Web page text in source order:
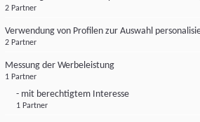
2 Partner
Verwendung von Profilen zur Auswahl
2 Partner
Messung der Werbeleistung
1 Partner
- mit berechtigtem Interesse
1 Partner